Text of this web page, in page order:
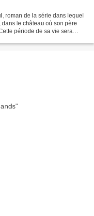
roman de la série dans lequel
le château où son père
période de sa vie sera